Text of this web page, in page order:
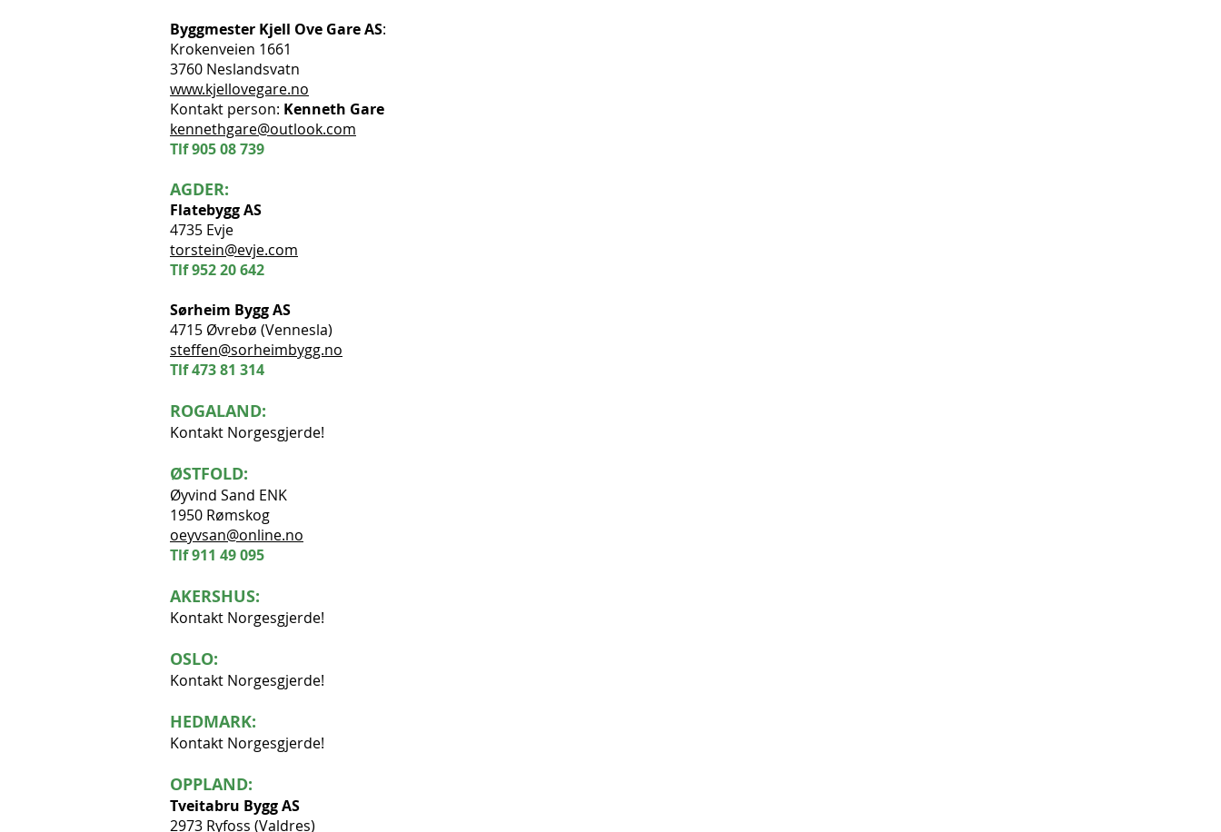
Byggmester Kjell Ove Gare AS:
Krokenveien 1661
3760 Neslandsvatn
www.kjellovegare.no
Kontakt person: Kenneth Gare
kennethgare@outlook.com
Tlf905 08 739
AGDER:
Flatebygg AS
4735 Evje
torstein@evje.com
Tlf952 20 642
Sørheim Bygg AS
4715 Øvrebø (Vennesla)
steffen@sorheimbygg.no
Tlf473 81 314
ROGALAND:
Kontakt Norgesgjerde!
ØSTFOLD:
Øyvind Sand ENK
1950 Rømskog
oeyvsan@online.no
Tlf911 49 095
AKERSHUS:
Kontakt Norgesgjerde!
OSLO:
Kontakt Norgesgjerde!
HEDMARK:
Kontakt Norgesgjerde!
OPPLAND:
Tveitabru Bygg AS
2973 Ryfoss (Valdres)